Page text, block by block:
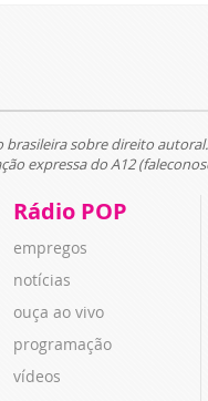
brasileira sobre direito autoral.
expressa do A12
Rádio POP
empregos
notícias
ouça ao vivo
programação
vídeos